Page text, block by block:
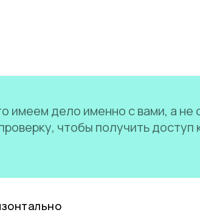
имеем дело именно с вами, а не
чтобы получить доступ